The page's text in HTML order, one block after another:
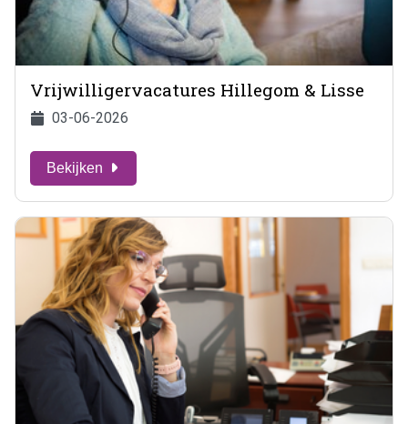
Vrijwilligervacatures Hillegom & Lisse
03-06-2026
Bekijken